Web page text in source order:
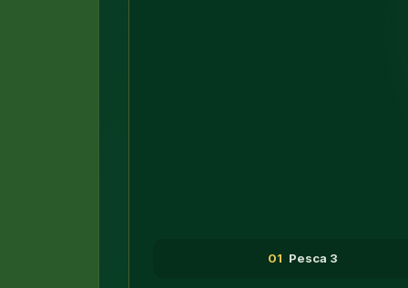
01 Pesca 3